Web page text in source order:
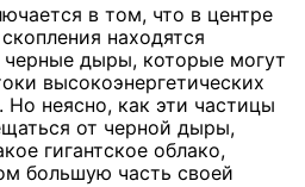
в том, что в центре
находятся
дыры, которые могут
высокоэнергетических
Но неясно, как эти частицы
от черной дыры,
гигантское облако,
большую часть своей